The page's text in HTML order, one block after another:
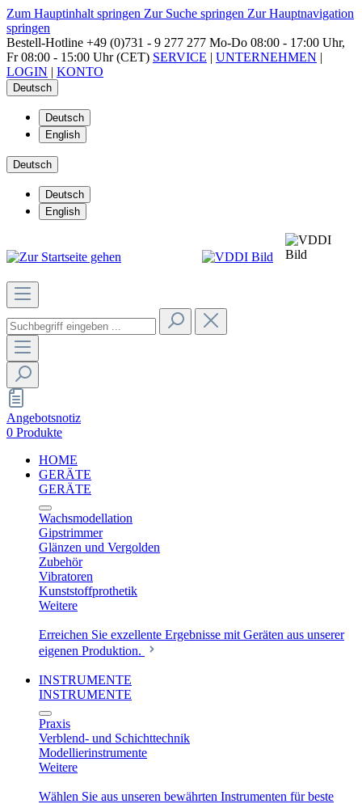
Zum Hauptinhalt springen Zur Suche springen Zur Hauptnavigation
springen
Bestell-Hotline +49 (0)731 - 9 277 277 Mo-Do 08:00 - 17:00 Uhr,
Fr 08:00 - 15:00 Uhr (CET) SERVICE | UNTERNEHMEN |
LOGIN | KONTO
Deutsch
Deutsch
English
Deutsch
Deutsch
English
Angebotsnotiz
0 Produkte
HOME
GERÄTE
GERÄTE
Wachsmodellation
Gipstrimmer
Glänzen und Vergolden
Zubehör
Vibratoren
Kunststoffprothetik
Weitere
Erreichen Sie exzellente Ergebnisse mit Geräten aus unserer
eigenen Produktion.
INSTRUMENTE
INSTRUMENTE
Praxis
Verblend- und Schichttechnik
Modellierinstrumente
Weitere
Wählen Sie aus unseren bewährten Instrumenten für beste